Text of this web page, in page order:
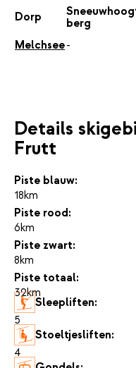
Dorp
berg
Melchsee-
Details
Frutt
Piste blauw:
18km
Piste rood:
6km
Piste zwart:
8km
Piste totaal:
32km
Sleepliften:
5
Stoeltjesliften:
4